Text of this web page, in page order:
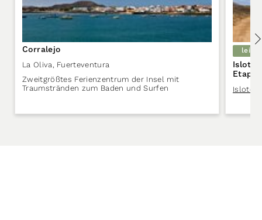
Corralejo
La Oliva, Fuerteventura
Zweitgrößtes Ferienzentrum der Insel mit
Traumstränden zum Baden und Surfen
leicht
Islote
Islote